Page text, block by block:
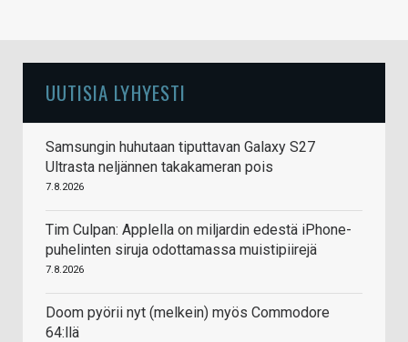
UUTISIA LYHYESTI
Samsungin huhutaan tiputtavan Galaxy S27
Ultrasta neljännen takakameran pois
7.8.2026
Tim Culpan: Applella on miljardin edestä iPhone-
puhelinten siruja odottamassa muistipiirejä
7.8.2026
Doom pyörii nyt (melkein) myös Commodore
64:llä